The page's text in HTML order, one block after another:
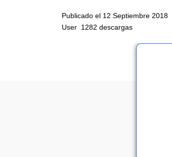
Publicado el 12 Septiembre 2018
User 1282 descargas